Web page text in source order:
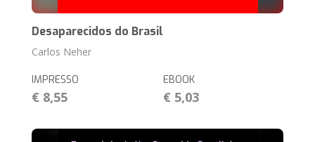
Desaparecidos do Brasil
Carlos Neher
IMPRESSO
€ 8,55
EBOOK
€ 5,03